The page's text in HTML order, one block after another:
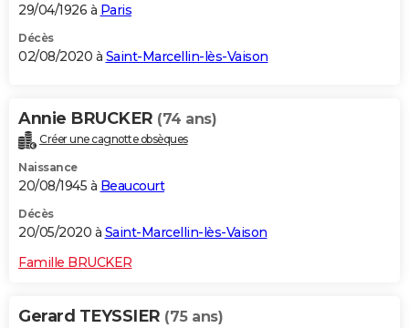
29/04/1926 à Paris
Décès
02/08/2020 à Saint-Marcellin-lès-Vaison
Annie BRUCKER (74 ans)
Créer une cagnotte obsèques
Naissance
20/08/1945 à Beaucourt
Décès
20/05/2020 à Saint-Marcellin-lès-Vaison
Famille BRUCKER
Gerard TEYSSIER (75 ans)